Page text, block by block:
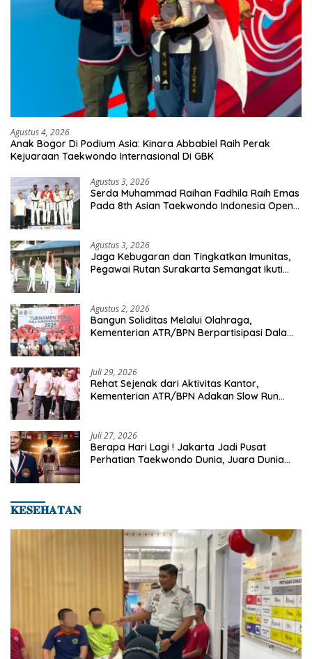
Agustus 4, 2026
Anak Bogor Di Podium Asia: Kinara Abbabiel Raih Perak
Kejuaraan Taekwondo Internasional Di GBK
Agustus 3, 2026
Serda Muhammad Raihan Fadhila Raih Emas
Pada 8th Asian Taekwondo Indonesia Open
Agustus 3, 2026
Jaga Kebugaran dan Tingkatkan Imunitas,
Pegawai Rutan Surakarta Semangat Ikuti
Agustus 2, 2026
Bangun Soliditas Melalui Olahraga,
Kementerian ATR/BPN Berpartisipasi Dalam
Juli 29, 2026
Rehat Sejenak dari Aktivitas Kantor,
Kementerian ATR/BPN Adakan Slow Run
Juli 27, 2026
Berapa Hari Lagi ! Jakarta Jadi Pusat
Perhatian Taekwondo Dunia, Juara Dunia
𝐊𝐄𝐒𝐄𝐇𝐀𝐓𝐀𝐍